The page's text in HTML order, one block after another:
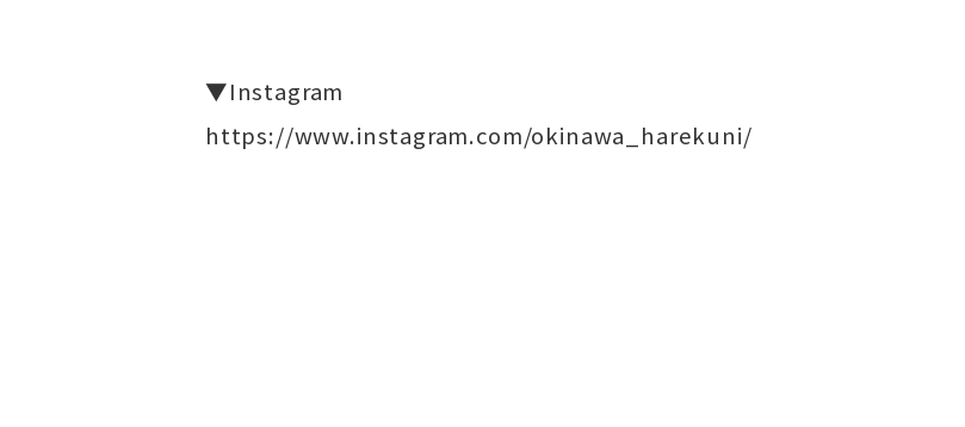
▼Instagram
https://www.instagram.com/okinawa_harekuni/